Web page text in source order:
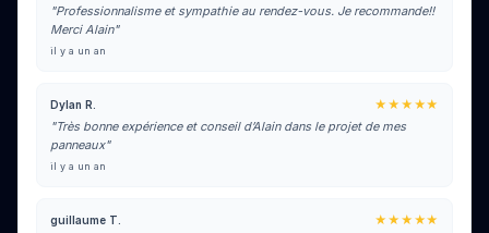
"Professionnalisme et sympathie au rendez-vous. Je recommande!!
Merci Alain"
il y a un an
Dylan R.
★★★★★
"Très bonne expérience et conseil d’Alain dans le projet de mes
panneaux"
il y a un an
guillaume T.
★★★★★